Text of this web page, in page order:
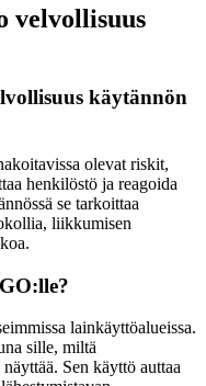
velvollisuus
käytännön
olevat riskit,
henkilöstö ja reagoida
se tarkoittaa
liikkumisen
lainkäyttöalueissa.
sille, miltä
Sen käyttö auttaa